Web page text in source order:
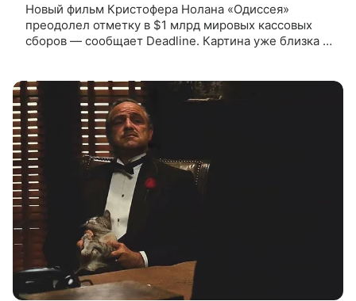
Новый фильм Кристофера Нолана «Одиссея»
преодолел отметку в $1 млрд мировых кассовых
сборов — сообщает Deadline. Картина уже близка к